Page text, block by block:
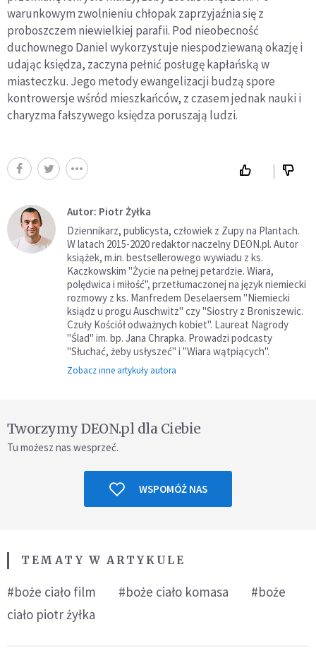
warunkowym zwolnieniu chłopak zaprzyjaźnia się z
proboszczem niewielkiej parafii. Pod nieobecność
duchownego Daniel wykorzystuje niespodziewaną okazję i
udając księdza, zaczyna pełnić posługę kapłańską w
miasteczku. Jego metody ewangelizacji budzą spore
kontrowersje wśród mieszkańców, z czasem jednak nauki i
charyzma fałszywego księdza poruszają ludzi.
Autor: Piotr Żyłka
Dziennikarz, publicysta, człowiek z Zupy na Plantach.
W latach 2015-2020 redaktor naczelny DEON.pl. Autor
książek, m.in. bestsellerowego wywiadu z ks.
Kaczkowskim "Życie na pełnej petardzie. Wiara,
polędwica i miłość", przetłumaczonej na język niemiecki
rozmowy z ks. Manfredem Deselaersem "Niemiecki
ksiądz u progu Auschwitz" czy "Siostry z Broniszewic.
Czuły Kościół odważnych kobiet". Laureat Nagrody
"Ślad" im. bp. Jana Chrapka. Prowadzi podcasty
"Słuchać, żeby usłyszeć" i "Wiara wątpiących".
Zobacz inne artykuły autora
Tworzymy DEON.pl dla Ciebie
Tu możesz nas wesprzeć.
WSPOMÓŻ NAS
TEMATY W ARTYKULE
#boże ciało film #boże ciało komasa
#boże
ciało piotr żyłka